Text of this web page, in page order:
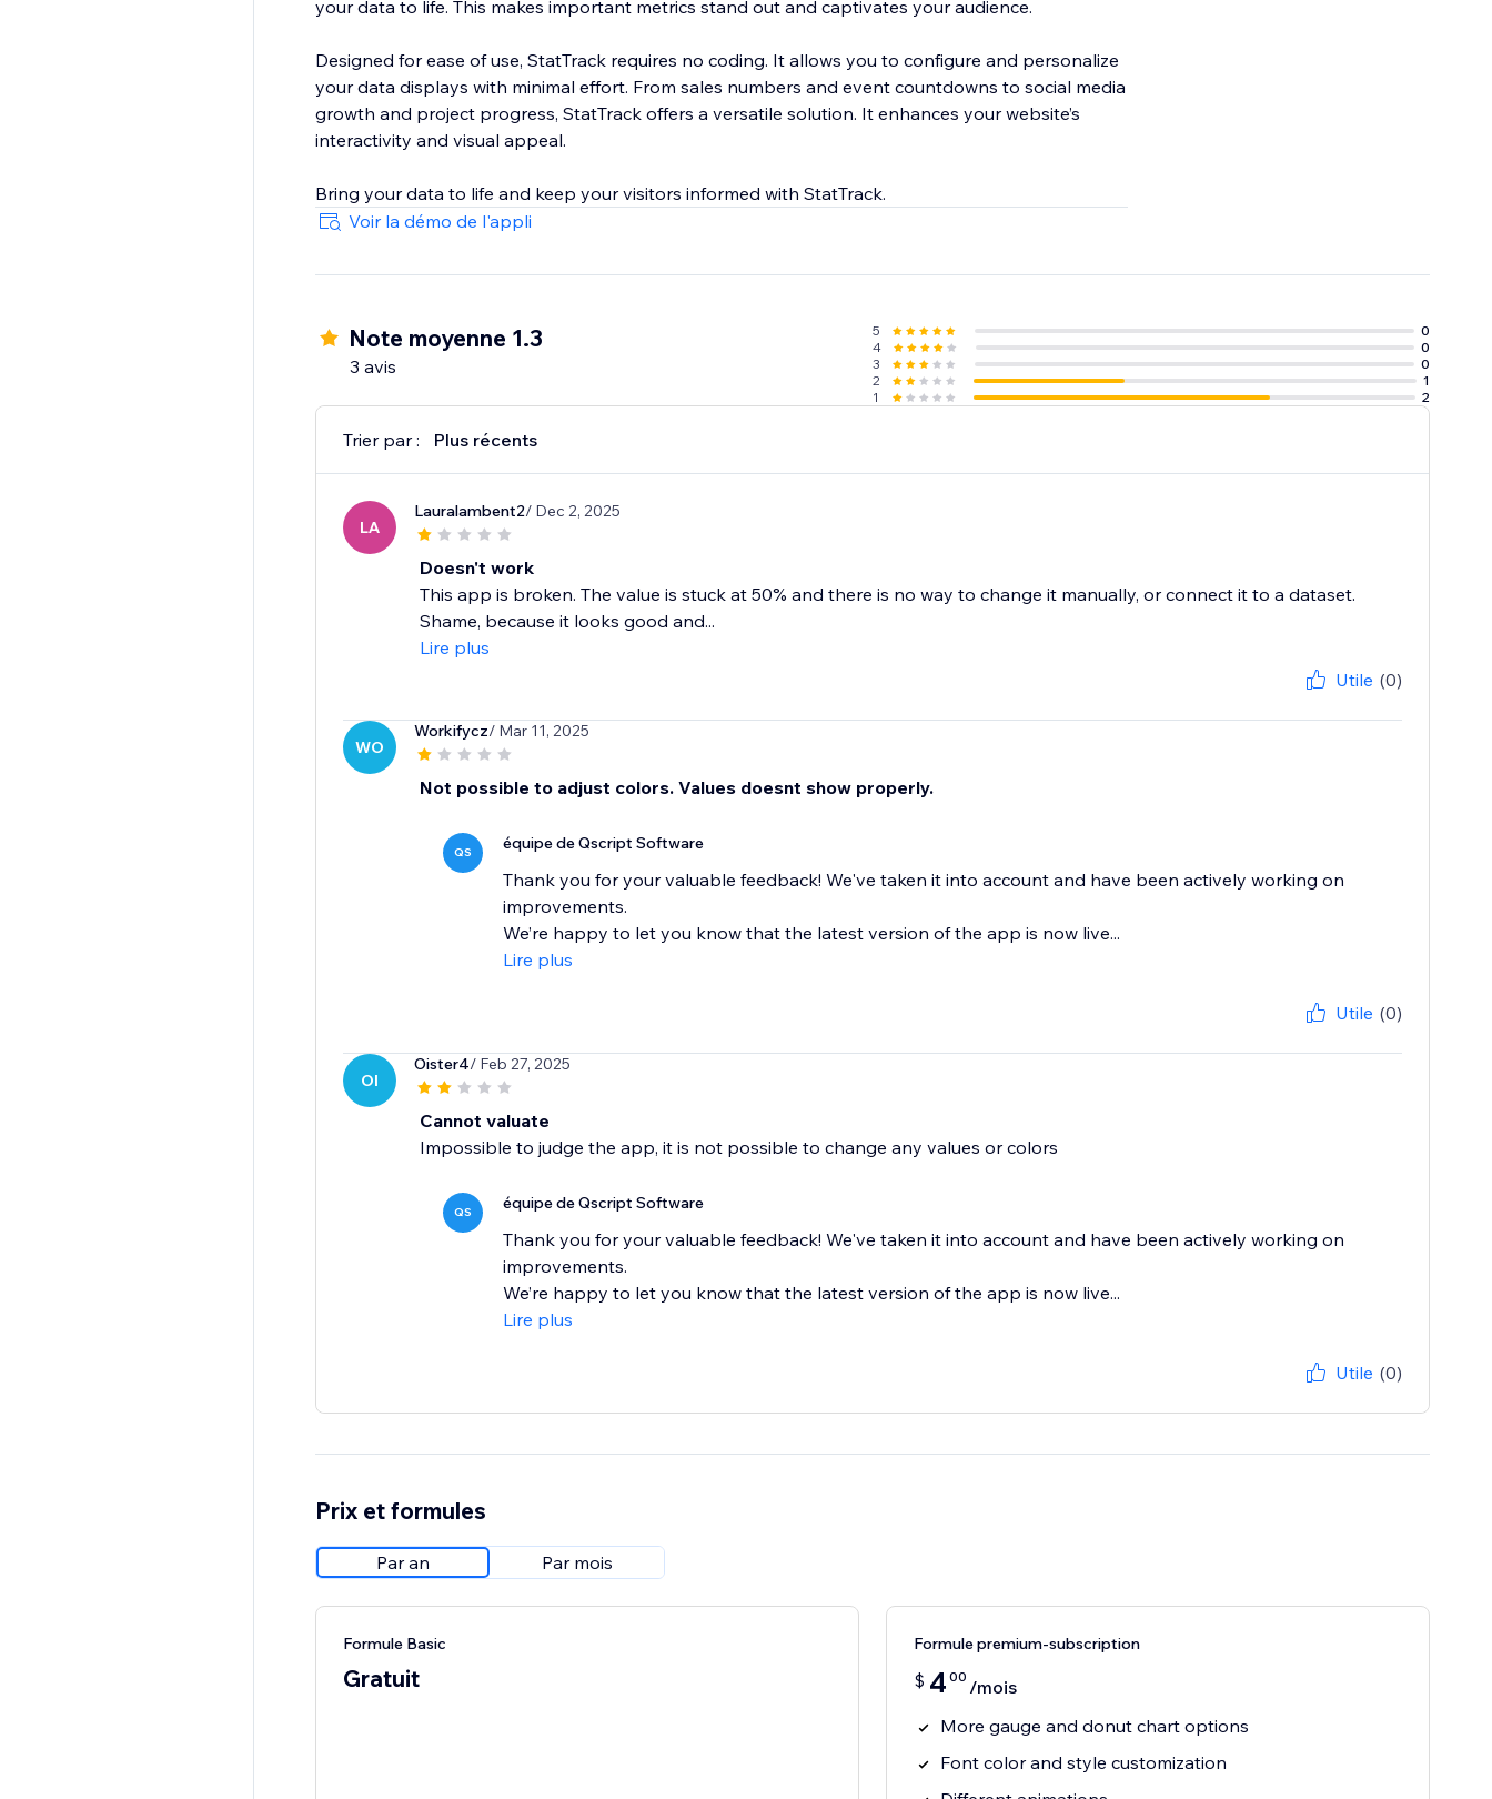
your data to life. This makes important metrics stand out and captivates your audience.
Designed for ease of use, StatTrack requires no coding. It allows you to configure and personalize
your data displays with minimal effort. From sales numbers and event countdowns to social media
growth and project progress, StatTrack offers a versatile solution. It enhances your website’s
interactivity and visual appeal.
Bring your data to life and keep your visitors informed with StatTrack.
Voir la démo de l'appli
Note moyenne 1.3
3 avis
5
0
4
0
3
0
2
1
1
2
Trier par : Plus récents
LA
Lauralambent2/ Dec 2, 2025
Doesn't work
This app is broken. The value is stuck at 50% and there is no way to change it manually, or connect it to a dataset.
Shame, because it looks good and...
Lire plus
Utile (0)
WO
Workifycz/ Mar 11, 2025
Not possible to adjust colors. Values doesnt show properly.
QS équipe de Qscript Software
Thank you for your valuable feedback! We've taken it into account and have been actively working on
improvements.
We’re happy to let you know that the latest version of the app is now live...
Lire plus
Utile (0)
OI
Oister4/ Feb 27, 2025
Cannot valuate
Impossible to judge the app, it is not possible to change any values ​​or colors
QS équipe de Qscript Software
Thank you for your valuable feedback! We've taken it into account and have been actively working on
improvements.
We’re happy to let you know that the latest version of the app is now live...
Lire plus
Utile (0)
Prix et formules
Par an Par mois
Formule Basic
Gratuit
Formule premium-subscription
$ 4 00 /mois
More gauge and donut chart options
Font color and style customization